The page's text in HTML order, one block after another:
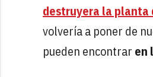
destruyera la planta
volvería a poner de
pueden encontrar en